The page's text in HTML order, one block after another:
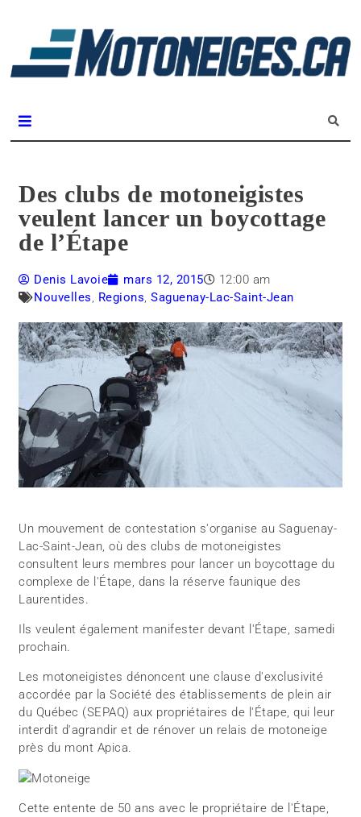
Des clubs de motoneigistes
veulent lancer un boycottage
de l’Étape
Denis Lavoie mars 12, 2015
12:00 am
Nouvelles, Regions,Saguenay-Lac-Saint-Jean
Un mouvement de contestation s'organise au Saguenay-
Lac-Saint-Jean, où des clubs de motoneigistes
consultent leurs membres pour lancer un boycottage du
complexe de l'Étape, dans la réserve faunique des
Laurentides.
Ils veulent également manifester devant l'Étape, samedi
prochain.
Les motoneigistes dénoncent une clause d'exclusivité
accordée par la Société des établissements de plein air
du Québec (SEPAQ) aux propriétaires de l'Étape, qui leur
interdit d'agrandir et de rénover un relais de motoneige
près du mont Apica.
Cette entente de 50 ans avec le propriétaire de l'Étape,